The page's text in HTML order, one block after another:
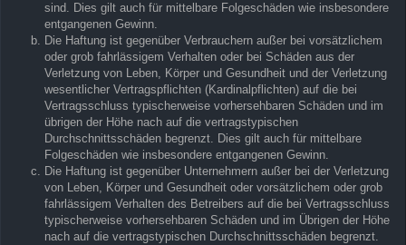
sind. Dies gilt auch für mittelbare Folgeschäden wie insbesondere
entgangenen Gewinn.
Die Haftung ist gegenüber Verbrauchern außer bei vorsätzlichem
oder grob fahrlässigem Verhalten oder bei Schäden aus der
Verletzung von Leben, Körper und Gesundheit und der Verletzung
wesentlicher Vertragspflichten (Kardinalpflichten) auf die bei
Vertragsschluss typischerweise vorhersehbaren Schäden und im
übrigen der Höhe nach auf die vertragstypischen
Durchschnittsschäden begrenzt. Dies gilt auch für mittelbare
Folgeschäden wie insbesondere entgangenen Gewinn.
Die Haftung ist gegenüber Unternehmern außer bei der Verletzung
von Leben, Körper und Gesundheit oder vorsätzlichem oder grob
fahrlässigem Verhalten des Betreibers auf die bei Vertragsschluss
typischerweise vorhersehbaren Schäden und im Übrigen der Höhe
nach auf die vertragstypischen Durchschnittsschäden begrenzt.